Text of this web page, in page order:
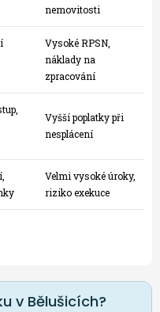
nemovitosti
Vysoké RPSN,
náklady na
zpracování
Vyšší poplatky při
nesplácení
Velmi vysoké úroky,
riziko exekuce
v Bělušicích?